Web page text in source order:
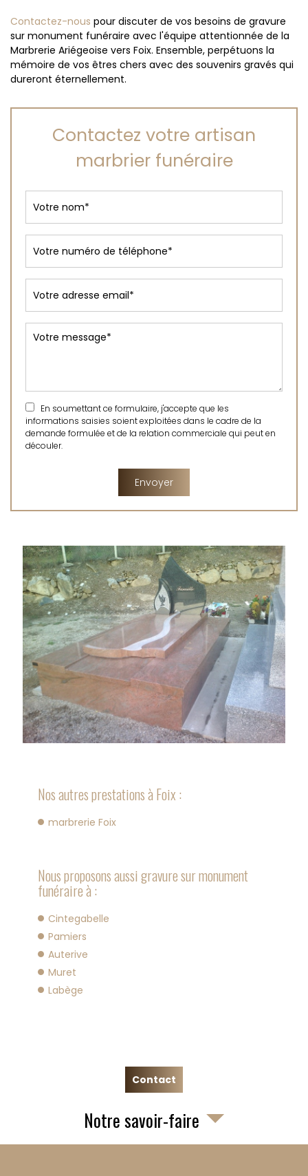
Contactez-nous pour discuter de vos besoins de gravure
sur monument funéraire avec l'équipe attentionnée de la
Marbrerie Ariégeoise vers Foix. Ensemble, perpétuons la
mémoire de vos êtres chers avec des souvenirs gravés qui
dureront éternellement.
Contactez votre artisan
marbrier funéraire
En soumettant ce formulaire, j'accepte que les
informations saisies soient exploitées dans le cadre de la
demande formulée et de la relation commerciale qui peut en
découler.
Nos autres prestations à Foix :
marbrerie Foix
Nous proposons aussi gravure sur monument
funéraire à :
Cintegabelle
Pamiers
Auterive
Muret
Labège
Contact
Notre savoir-faire